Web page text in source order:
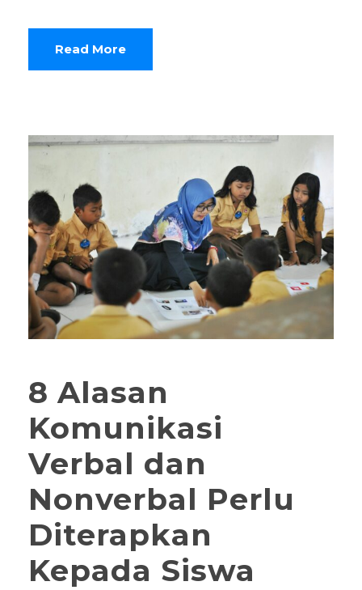
Read More
8 Alasan
Komunikasi
Verbal dan
Nonverbal Perlu
Diterapkan
Kepada Siswa